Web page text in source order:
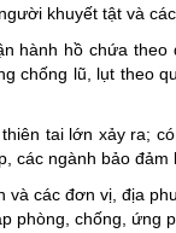
khuyết tật và
hành hồ chứa
chống lũ, lụt theo
tai lớn xảy ra;
các ngành bảo đảm
các đơn vị, địa
phòng, chống, ứng